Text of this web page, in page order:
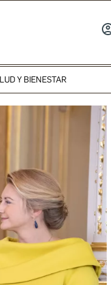
Y BIENESTAR